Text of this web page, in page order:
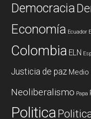
Democracia
Economía Ecuador
Colombia ELN
Justicia de paz
Neoliberalismo Papa
Politica